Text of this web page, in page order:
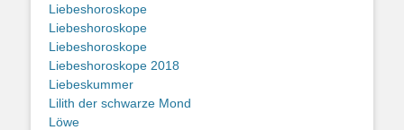
Liebeshoroskope
Liebeshoroskope
Liebeshoroskope
Liebeshoroskope 2018
Liebeskummer
Lilith der schwarze Mond
Löwe